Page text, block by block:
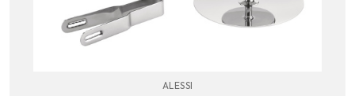
ALESSI